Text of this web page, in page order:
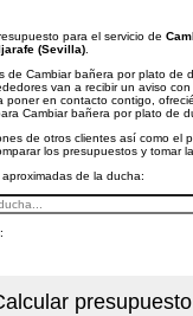
para el servicio de
(Sevilla)
de Cambiar bañera por plato de
van a recibir un aviso
poner en contacto contigo,
Cambiar bañera por plato de
de otros clientes así como el
los presupuestos y tomar
de la ducha: